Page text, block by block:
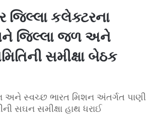
જિલ્લા કલેક્ટરના
જિલ્લા જળ અને
સમીક્ષા બેઠક
સ્વચ્છ ભારત મિશન અંતર્ગત પાણી
સઘન સમીક્ષા હાથ ધરાઈ